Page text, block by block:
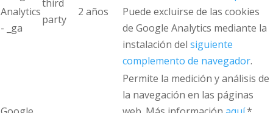
Analytics
- _ga
third
party
2 años
Puede excluirse de las cookies
de Google Analytics mediante la
instalación del siguiente
complemento de navegador.
Permite la medición y análisis de
la navegación en las páginas